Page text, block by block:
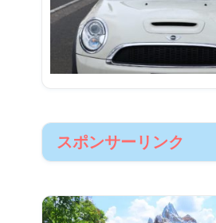
スポンサーリンク